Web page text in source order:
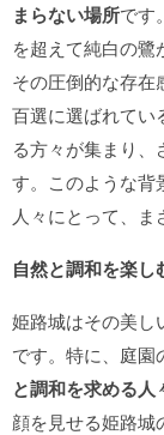
まらない場所です
を超えて純白の
その圧倒的な存在
百選に選ばれてい
る方々が集まり、
す。このような背
人々にとって、ま
自然と調和を楽し
姫路城はその美し
です。特に、庭園
と調和を求める人
顔を見せる姫路城